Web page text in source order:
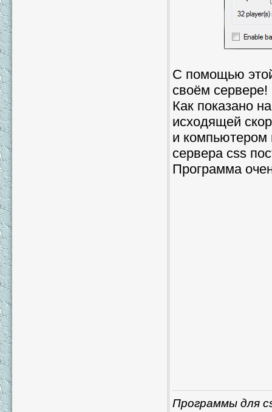
С помощью
своём сервере!
Как показано
исходящей
и компьютером
сервера css
Программа
Программы для